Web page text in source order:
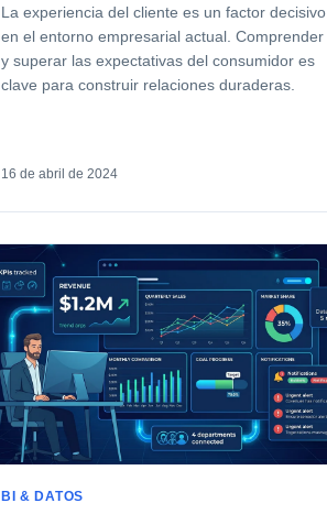
La experiencia del cliente es un factor decisivo
en el entorno empresarial actual. Comprender
y superar las expectativas del consumidor es
clave para construir relaciones duraderas.
16 de abril de 2024
BI & DATOS